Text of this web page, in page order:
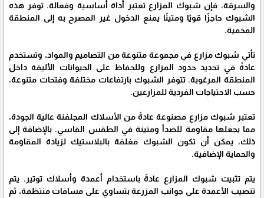
والسرقة، فإن شبوك المزارع تعتبر أداة أساسية وفعالة. توفر هذه
الشبوك حاجزًا قويًا ومتينًا يمنع الدخول غير المصرح به إلى المنطقة
المحمية.
تأتي شبوك مزارع في مجموعة متنوعة من التصاميم والمواد، وتستخدم
عادةً في تحديد حدود المزارع وللحفاظ على الحيوانات الأليفة داخل
المنطقة المرغوبة. تتوفر الشبوك بارتفاعات مختلفة وفتحات متنوعة،
حسب الاحتياجات الفردية للمزارعين.
تعتبر شبوك مزارع مصنوعة عادةً من الأسلاك المجلفنة عالية الجودة،
مما يجعلها مقاومة للصدأ ومتينة في الطقس القاسي. بالإضافة إلى
ذلك، يمكن أن تكون الشبوك مغلفة بالبلاستيك لزيادة المقاومة
والحماية الإضافية.
يتم تثبيت شبوك المزارع عادةً باستخدام أعمدة وأسلاك توتير. يتم
تنصيب الأعمدة على جوانب المزرعة بتساوي على مسافات منتظمة، ثم